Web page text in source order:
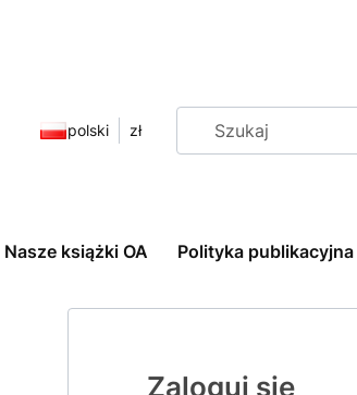
polski zł
Nasze książki OA Polityka publikacyjna
Zaloguj się